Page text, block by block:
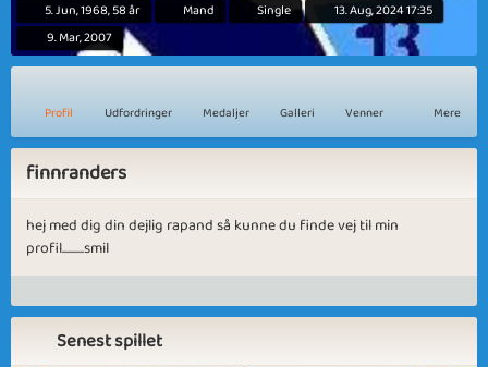
5. Jun, 1968, 58 år Mand Single
13. Aug, 2024 17:35
9. Mar, 2007
Profil Udfordringer Medaljer Galleri Venner Mere
finnranders
hej med dig din dejlig rapand så kunne du finde vej til min
profil..........smil
Senest spillet